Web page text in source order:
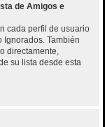
de Amigos e
cada perfil de usuario
Ignorados. También
directamente,
su lista desde esta